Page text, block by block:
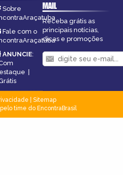
Sobre
Fale com o
ANUNCIE:
|
MAIL
Receba grátis as
principais notícias,
dicas e promoções
Sitemap
time do EncontraBrasil